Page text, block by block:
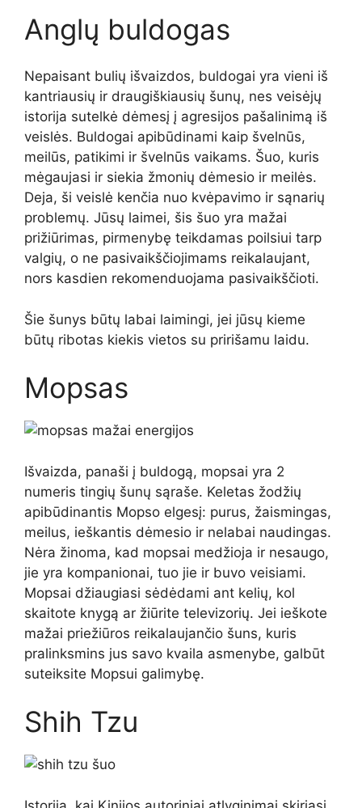
Anglų buldogas
Nepaisant bulių išvaizdos, buldogai yra vieni iš
kantriausių ir draugiškiausių šunų, nes veisėjų
istorija sutelkė dėmesį į agresijos pašalinimą iš
veislės. Buldogai apibūdinami kaip švelnūs,
meilūs, patikimi ir švelnūs vaikams. Šuo, kuris
mėgaujasi ir siekia žmonių dėmesio ir meilės.
Deja, ši veislė kenčia nuo kvėpavimo ir sąnarių
problemų. Jūsų laimei, šis šuo yra mažai
prižiūrimas, pirmenybę teikdamas poilsiui tarp
valgių, o ne pasivaikščiojimams reikalaujant,
nors kasdien rekomenduojama pasivaikščioti.
Šie šunys būtų labai laimingi, jei jūsų kieme
būtų ribotas kiekis vietos su pririšamu laidu.
Mopsas
Išvaizda, panaši į buldogą, mopsai yra 2
numeris tingių šunų sąraše. Keletas žodžių
apibūdinantis Mopso elgesį: purus, žaismingas,
meilus, ieškantis dėmesio ir nelabai naudingas.
Nėra žinoma, kad mopsai medžioja ir nesaugo,
jie yra kompanionai, tuo jie ir buvo veisiami.
Mopsai džiaugiasi sėdėdami ant kelių, kol
skaitote knygą ar žiūrite televizorių. Jei ieškote
mažai priežiūros reikalaujančio šuns, kuris
pralinksmins jus savo kvaila asmenybe, galbūt
suteiksite Mopsui galimybę.
Shih Tzu